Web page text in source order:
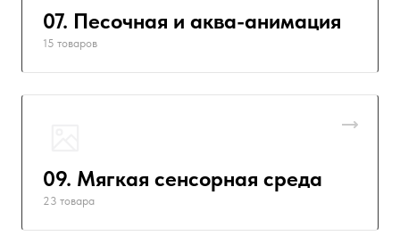
07. Песочная и аква-анимация
15 товаров
09. Мягкая сенсорная среда
23 товара